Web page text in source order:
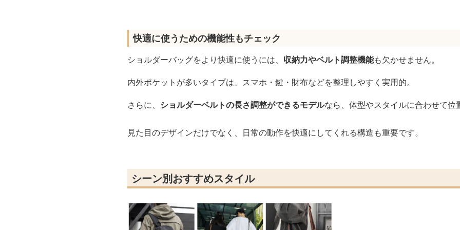
快適に使うための機能性もチェック
ショルダーバッグをより快適に使うには、 収納力やベルト調整機能も欠かせません。
内外ポケットが多いタイプは、スマホ・鍵・財布などを整理しやすく実用的。
さらに、 ショルダーベルトの長さ調整ができるモデルなら、体型やスタイルに合わせて位
見た目のデザインだけでなく、日常の動作を快適にしてくれる構造も重要です。
シーン別おすすめスタイル